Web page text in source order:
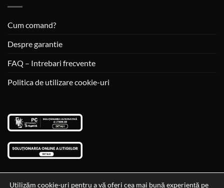
Cum comand?
Despre garantie
FAQ – Intrebari frecvente
Politica de utilizare cookie-uri
Utilizăm cookie-uri pentru a vă oferi cea mai bună experiență pe